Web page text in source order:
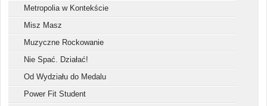
Metropolia w Kontekście
Misz Masz
Muzyczne Rockowanie
Nie Spać. Działać!
Od Wydziału do Medalu
Power Fit Student